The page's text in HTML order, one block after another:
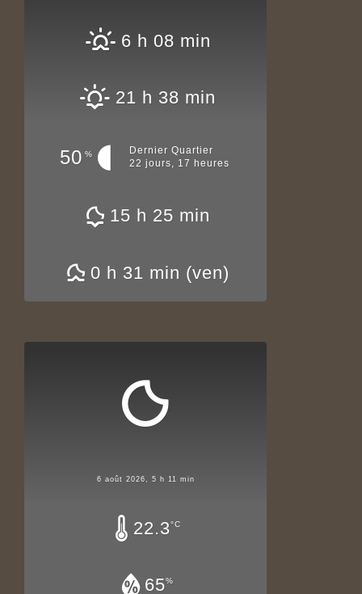
6 h 08 min
21 h 38 min
50 %
Dernier Quartier
22 jours, 17 heures
15 h 25 min
0 h 31 min (ven)
6 août 2026, 5 h 11 min
22.3°C
65%